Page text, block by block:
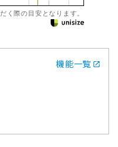
く際の目安となります。
機能一覧